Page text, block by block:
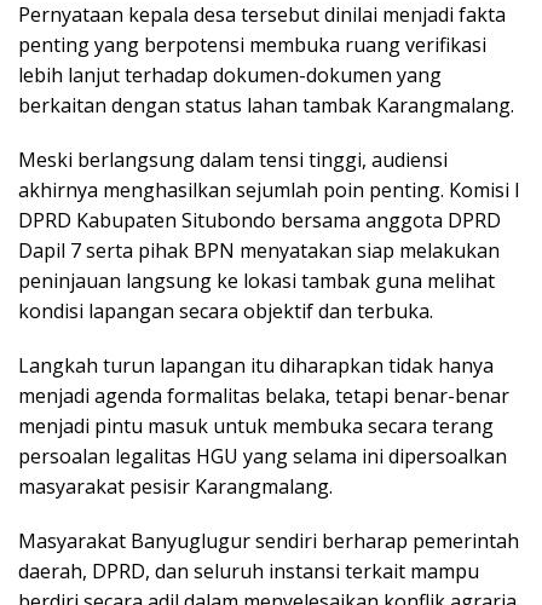
Pernyataan kepala desa tersebut dinilai menjadi fakta
penting yang berpotensi membuka ruang verifikasi
lebih lanjut terhadap dokumen-dokumen yang
berkaitan dengan status lahan tambak Karangmalang.
Meski berlangsung dalam tensi tinggi, audiensi
akhirnya menghasilkan sejumlah poin penting. Komisi I
DPRD Kabupaten Situbondo bersama anggota DPRD
Dapil 7 serta pihak BPN menyatakan siap melakukan
peninjauan langsung ke lokasi tambak guna melihat
kondisi lapangan secara objektif dan terbuka.
Langkah turun lapangan itu diharapkan tidak hanya
menjadi agenda formalitas belaka, tetapi benar-benar
menjadi pintu masuk untuk membuka secara terang
persoalan legalitas HGU yang selama ini dipersoalkan
masyarakat pesisir Karangmalang.
Masyarakat Banyuglugur sendiri berharap pemerintah
daerah, DPRD, dan seluruh instansi terkait mampu